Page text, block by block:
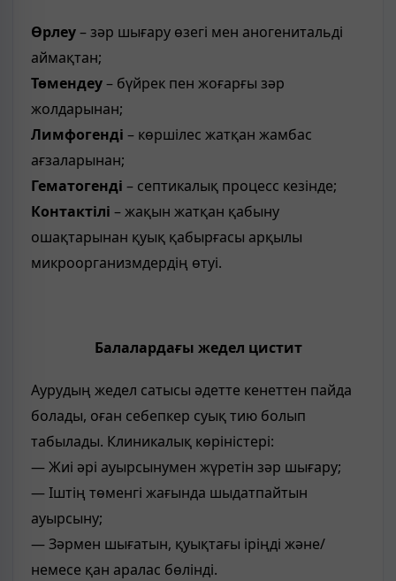
Өрлеу– зәр шығару өзегі мен аногенитальді
аймақтан;
Төмендеу– бүйрек пен жоғарғы зәр
жолдарынан;
Лимфогенді – көршілес жатқан жамбас
ағзаларынан;
Гематогенді – септикалық процесс кезінде;
Контактілі – жақын жатқан қабыну
ошақтарынан қуық қабырғасы арқылы
микроорганизмдердің өтуі.
Балалардағы жедел цистит
Аурудың жедел сатысы әдетте кенеттен пайда
болады, оған себепкер суық тию болып
табылады. Клиникалық көріністері:
— Жиі әрі ауырсынумен жүретін зәр шығару;
— Іштің төменгі жағында шыдатпайтын
ауырсыну;
— Зәрмен шығатын, қуықтағы іріңді және/
немесе қан аралас бөлінді.